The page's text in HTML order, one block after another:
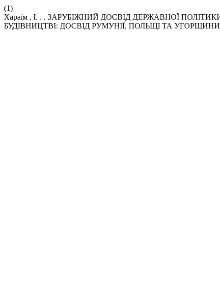
(1)
Хараїм , І. . . ЗАРУБІЖНИЙ ДОСВІД ДЕРЖАВНОЇ
БУДІВНИЦТВІ: ДОСВІД РУМУНІЇ, ПОЛЬЩІ ТА